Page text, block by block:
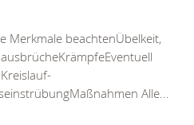
Merkmale beachtenÜbelkeit,
Alle...